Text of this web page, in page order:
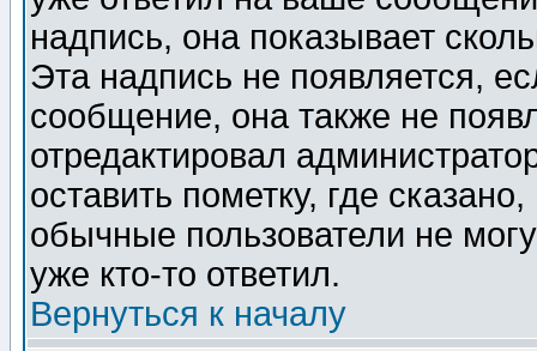
надпись, она показывает
Эта надпись не появляется,
сообщение, она также не
отредактировал
оставить пометку, где
обычные пользователи не
уже кто-то ответил.
Вернуться к началу